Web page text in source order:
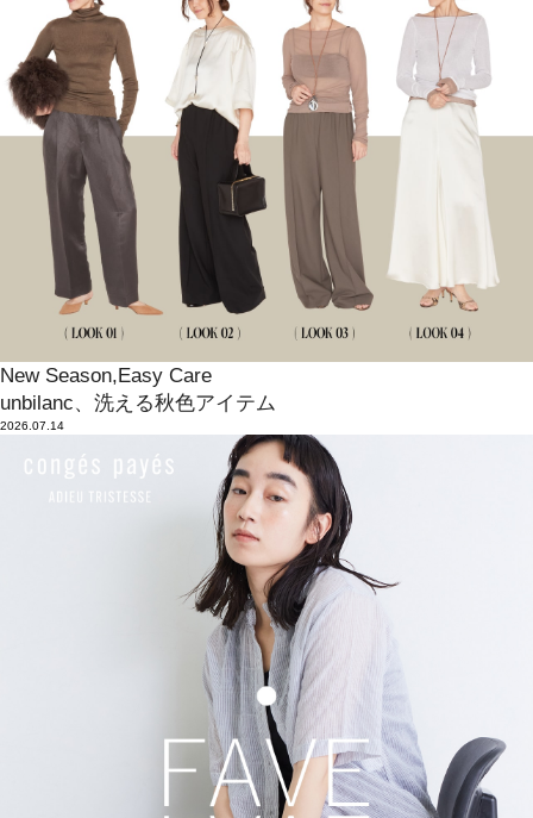
New Season,Easy Care
unbilanc、洗える秋色アイテム
2026.07.14